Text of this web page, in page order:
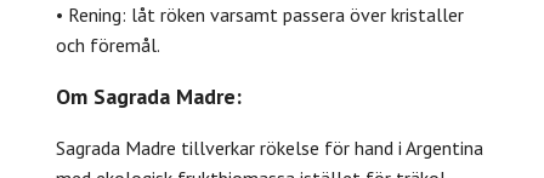
• Rening: låt röken varsamt passera över kristaller
och föremål.
Om Sagrada Madre:
Sagrada Madre tillverkar rökelse för hand i Argentina